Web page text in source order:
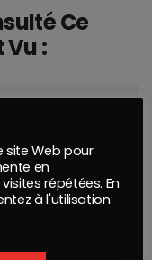
Ce
:
site Web pour
en
répétées. En
à l'utilisation